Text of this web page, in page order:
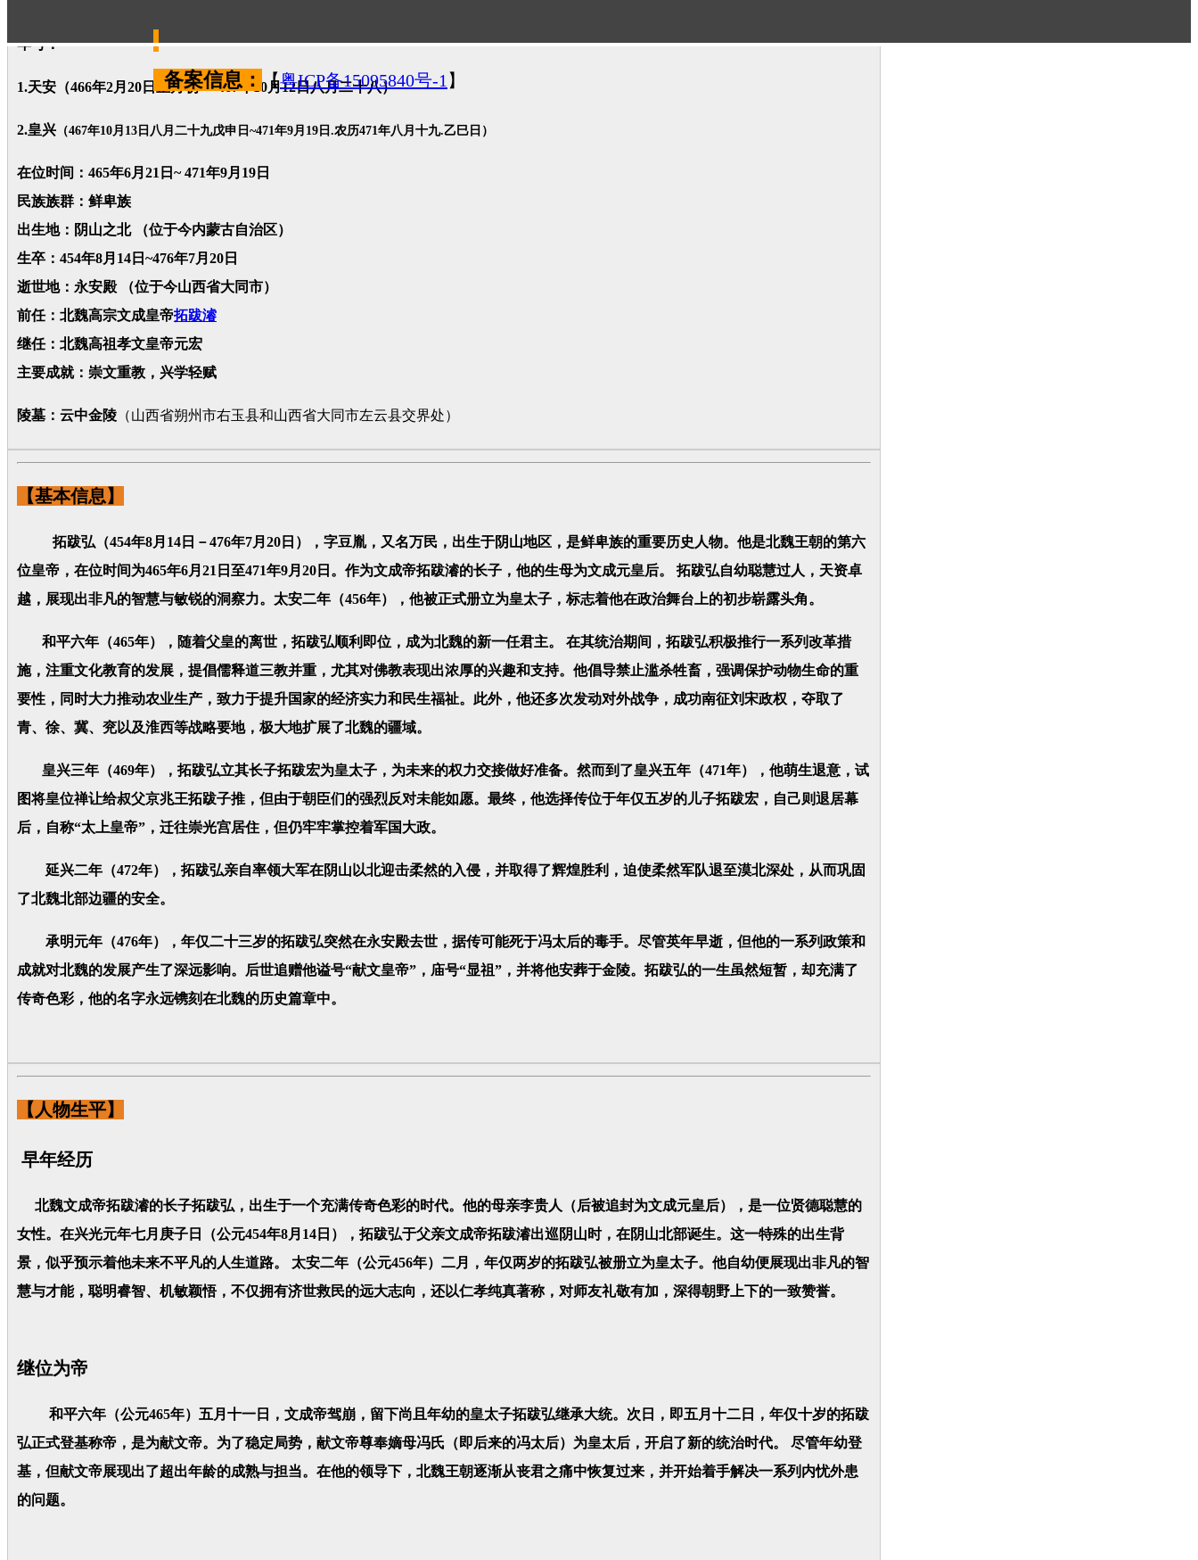
年号：
1.天安 （466年2月20日 正月初一-467年10月12日八月二十八）
2.皇兴 （467年10月13日八月 二十九戊申日 ~471年9月19日.农历471年八月十九.乙巳日）
在位时间：465年6月21日~ 471年9月19日
民族族群：鲜卑族
出生地：阴山之北 （位于今内蒙古自治区）
生卒：454年8月14日~476年7月20日
逝世地：永安殿 （位于今山西省大同市）
前任：北魏高宗文成皇帝拓跋濬
继任：北魏高祖孝文皇帝元宏
主要成就：崇文重教，兴学轻赋
陵墓：云中金陵 （山西省朔州市右玉县和山西省大同市左云县交界处）
【基本信息】
拓跋弘（454年8月14日－476年7月20日），字豆胤，又名万民，出生于阴山地区，是鲜卑族的重要历史人物。他是北魏王朝的第六
位皇帝，在位时间为465年6月21日至471年9月20日。作为文成帝拓跋濬的长子，他的生母为文成元皇后。 拓跋弘自幼聪慧过人，天资卓
越，展现出非凡的智慧与敏锐的洞察力。太安二年（456年），他被正式册立为皇太子，标志着他在政治舞台上的初步崭露头角。
和平六年（465年），随着父皇的离世，拓跋弘顺利即位，成为北魏的新一任君主。 在其统治期间，拓跋弘积极推行一系列改革措
施，注重文化教育的发展，提倡儒释道三教并重，尤其对佛教表现出浓厚的兴趣和支持。他倡导禁止滥杀牲畜，强调保护动物生命的重
要性，同时大力推动农业生产，致力于提升国家的经济实力和民生福祉。此外，他还多次发动对外战争，成功南征刘宋政权，夺取了
青、徐、冀、兖以及淮西等战略要地，极大地扩展了北魏的疆域。
皇兴三年（469年），拓跋弘立其长子拓跋宏为皇太子，为未来的权力交接做好准备。然而到了皇兴五年（471年），他萌生退意，试
图将皇位禅让给叔父京兆王拓跋子推，但由于朝臣们的强烈反对未能如愿。最终，他选择传位于年仅五岁的儿子拓跋宏，自己则退居幕
后，自称“太上皇帝”，迁往崇光宫居住，但仍牢牢掌控着军国大政。
延兴二年（472年），拓跋弘亲自率领大军在阴山以北迎击柔然的入侵，并取得了辉煌胜利，迫使柔然军队退至漠北深处，从而巩固
了北魏北部边疆的安全。
承明元年（476年），年仅二十三岁的拓跋弘突然在永安殿去世，据传可能死于冯太后的毒手。尽管英年早逝，但他的一系列政策和
成就对北魏的发展产生了深远影响。后世追赠他谥号“献文皇帝”，庙号“显祖”，并将他安葬于金陵。拓跋弘的一生虽然短暂，却充满了
传奇色彩，他的名字永远镌刻在北魏的历史篇章中。
【人物生平】
早年经历
北魏文成帝拓跋濬的长子拓跋弘，出生于一个充满传奇色彩的时代。他的母亲李贵人（后被追封为文成元皇后），是一位贤德聪慧的
女性。在兴光元年七月庚子日（公元454年8月14日），拓跋弘于父亲文成帝拓跋濬出巡阴山时，在阴山北部诞生。这一特殊的出生背
景，似乎预示着他未来不平凡的人生道路。 太安二年（公元456年）二月，年仅两岁的拓跋弘被册立为皇太子。他自幼便展现出非凡的智
慧与才能，聪明睿智、机敏颖悟，不仅拥有济世救民的远大志向，还以仁孝纯真著称，对师友礼敬有加，深得朝野上下的一致赞誉。
继位为帝
和平六年（公元465年）五月十一日，文成帝驾崩，留下尚且年幼的皇太子拓跋弘继承大统。次日，即五月十二日，年仅十岁的拓跋
弘正式登基称帝，是为献文帝。为了稳定局势，献文帝尊奉嫡母冯氏（即后来的冯太后）为皇太后，开启了新的统治时代。 尽管年幼登
基，但献文帝展现出了超出年龄的成熟与担当。在他的领导下，北魏王朝逐渐从丧君之痛中恢复过来，并开始着手解决一系列内忧外患
的问题。
备案信息： 【粤ICP备15095840号-1 】